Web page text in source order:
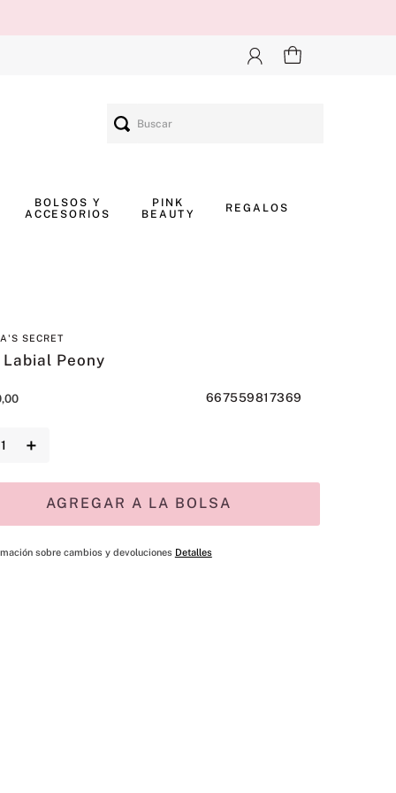
BOLSOS Y
ACCESORIOS
PINK
BEAUTY
REGALOS
SECRET
Labial Peony
,00 667559817369
＋
AGREGAR A LA BOLSA
sobre cambios y devoluciones Detalles